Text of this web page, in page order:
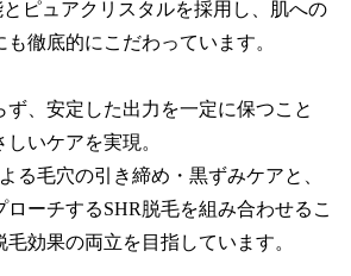
ピュアクリスタルを採用し、肌への
徹底的にこだわっています。
、安定した出力を一定に保つこと
いケアを実現。
る毛穴の引き締め・黒ずみケアと、
ーチするSHR脱毛を組み合わせるこ
効果の両立を目指しています。